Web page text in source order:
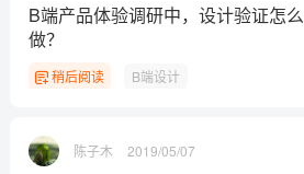
B端产品体验调研中，设计验证怎么
做？
稍后阅读 B端设计
陈子木 2019/05/07